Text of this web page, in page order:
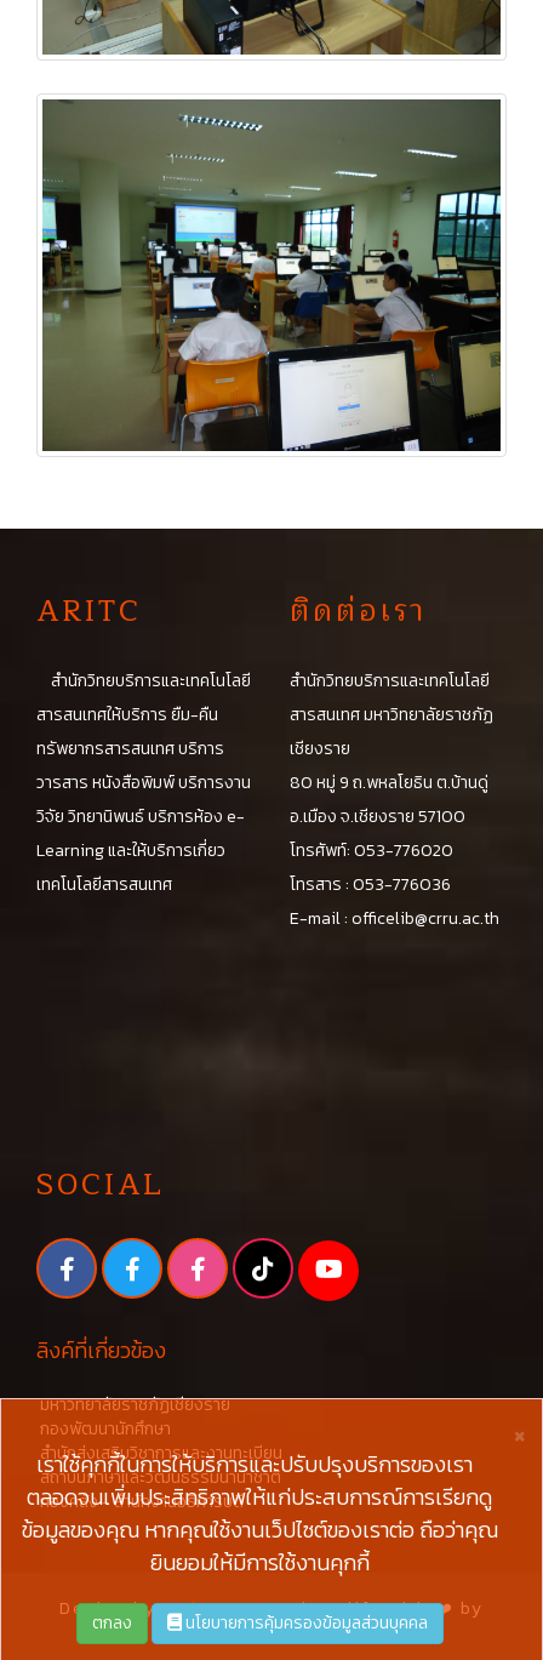
ARITC
สำนักวิทยบริการและเทคโนโลยี
สารสนเทศให้บริการ ยืม-คืน
ทรัพยากรสารสนเทศ บริการ
วารสาร หนังสือพิมพ์ บริการงาน
วิจัย วิทยานิพนธ์ บริการห้อง e-
Learning และให้บริการเกี่ยว
เทคโนโลยีสารสนเทศ
ติดต่อเรา
สำนักวิทยบริการและเทคโนโลยี
สารสนเทศ มหาวิทยาลัยราชภัฏ
เชียงราย
80 หมู่ 9 ถ.พหลโยธิน ต.บ้านดู่
อ.เมือง จ.เชียงราย 57100
โทรศัพท์: 053-776020
โทรสาร : 053-776036
E-mail :officelib@crru.ac.th
SOCIAL
ลิงค์ที่เกี่ยวข้อง
มหาวิทยาลัยราชภัฏเชียงราย
กองพัฒนานักศึกษา
สำนักส่งเสริมวิชาการและงานทะเบียน
สถาบันภาษาและวัฒนธรรมนานาชาติ
กองคลัง - สำนักงานอธิการบดี
Design byW3layoutsand Modify with ❤️ by
#CRRUDevTeams
×
เราใช้คุกกี้ในการให้บริการและปรับปรุงบริการของเรา
ตลอดจนเพิ่มประสิทธิภาพให้แก่ประสบการณ์การเรียกดู
ข้อมูลของคุณ หากคุณใช้งานเว็ปไซต์ของเราต่อ ถือว่าคุณ
ยินยอมให้มีการใช้งานคุกกี้
ตกลง นโยบายการคุ้มครองข้อมูลส่วนบุคคล